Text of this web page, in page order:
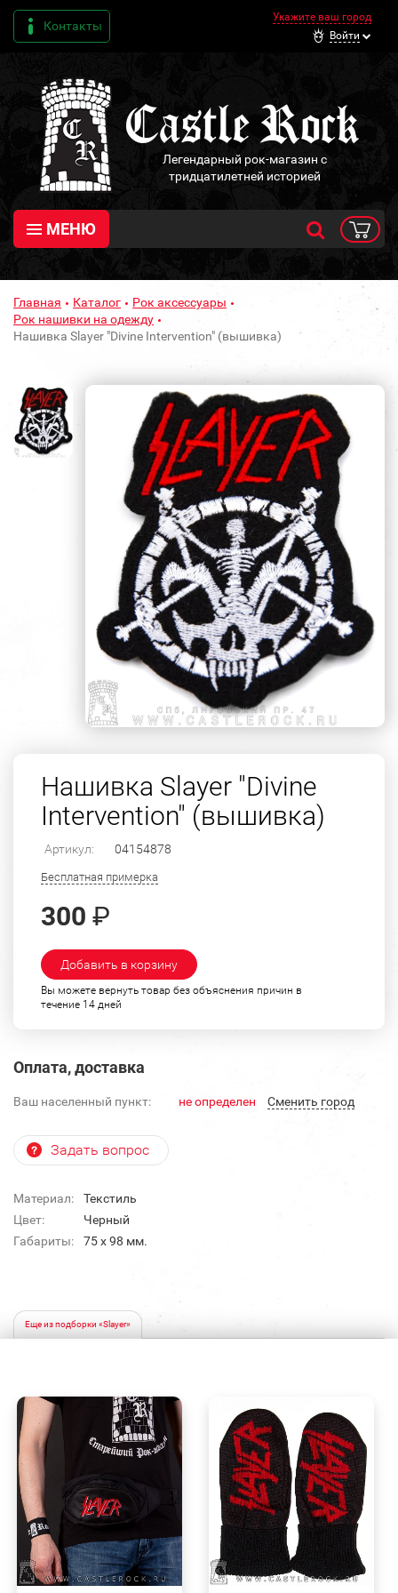
Контакты
Укажите ваш город
Войти
Легендарный рок-магазин с
тридцатилетней историей
МЕНЮ
Главная Каталог
Рок аксессуары
Рок нашивки на одежду
Нашивка Slayer "Divine Intervention" (вышивка)
Нашивка Slayer "Divine
Intervention" (вышивка)
Артикул: 04154878
Бесплатная примерка
300 ₽
Добавить в корзину
Вы можете вернуть товар без объяснения причин в
течение 14 дней
Оплата, доставка
Ваш населенный пункт: не определен Cменить город
Задать вопрос
Материал:
Текстиль
Цвет:
Черный
Габариты:
75 х 98 мм.
Еще из подборки «Slayer»